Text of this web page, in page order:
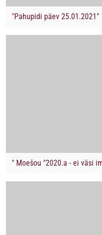
"Pahupidi päev 25.01.2021"
" Moešou "2020.a - ei väsi